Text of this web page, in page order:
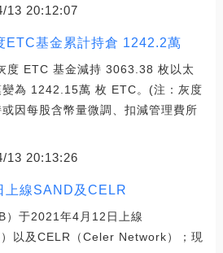
13 20:12:07
ETC基金累計持倉 1242.2萬
度 ETC 基金減持 3063.38 枚以太
為 1242.15萬 枚 ETC。(注：灰度
因每股含幣量微調、扣減管理費所
13 20:13:26
上線SAND及CELR
）于2021年4月12日上線
以及CELR（Celer Network）；現